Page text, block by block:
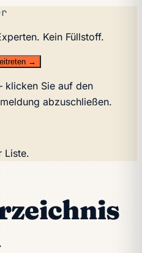
Kein Füllstoff.
→
Sie auf den
abzuschließen.
Liste.